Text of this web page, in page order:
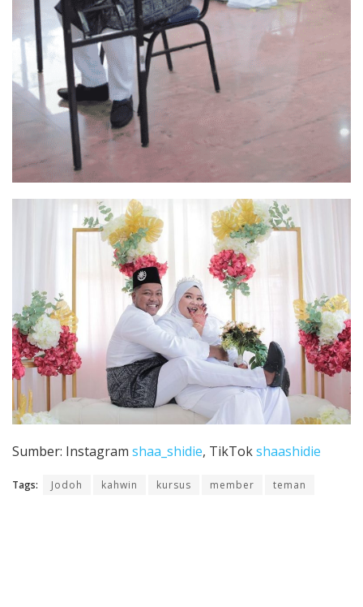
Sumber: Instagram shaa_shidie, TikTokshaashidie
Tags: Jodoh kahwin kursus member teman